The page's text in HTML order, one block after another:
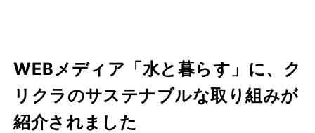
WEBメディア「水と暮らす」に、ク
リクラのサステナブルな取り組みが
紹介されました